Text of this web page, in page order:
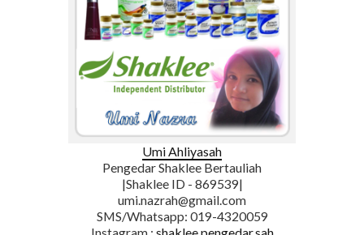
Umi Ahliyasah
Pengedar Shaklee Bertauliah
|Shaklee ID - 869539|
umi.nazrah@gmail.com
SMS/Whatsapp: 019-4320059